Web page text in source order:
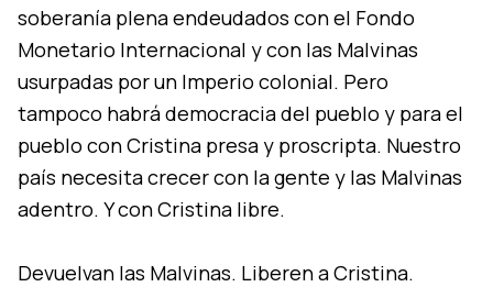
soberanía plena endeudados con el Fondo
Monetario Internacional y con las Malvinas
usurpadas por un Imperio colonial. Pero
tampoco habrá democracia del pueblo y para el
pueblo con Cristina presa y proscripta. Nuestro
país necesita crecer con la gente y las Malvinas
adentro. Y con Cristina libre.
Devuelvan las Malvinas. Liberen a Cristina.